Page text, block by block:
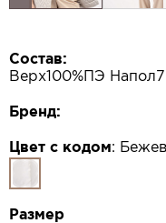
Состав:
Верх100%ПЭ
Бренд:
Цвет с кодом:
Размер